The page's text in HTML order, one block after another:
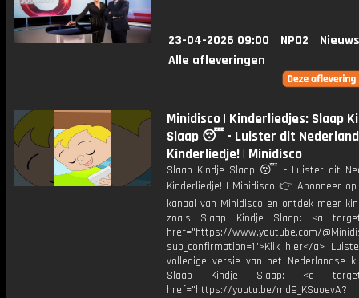
23-04-2026 09:00 NPO2
Alle afleveringen
Minidisco | Kinderliedjes: Slaap
Slaap 😴 - Luister dit
Kinderliedje! | Minidisco
Slaap Kindje Slaap 😴 - Luister dit
Kinderliedje! | Minidisco 👉 Abonneer
kanaal van Minidisco en ontdek meer
zoals Slaap Kindje Slaap: <a
href="https://www.youtube.com/
sub_confirmation=1">Klik hier</a>
volledige versie van het Nederlandse
Slaap Kindje Slaap: <a
href="https://youtu.be/md9_KSuoevA?